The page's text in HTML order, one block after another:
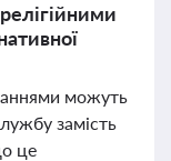
можуть
замість
це